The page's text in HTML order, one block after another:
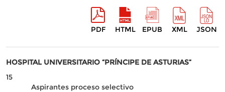
PDF HTML EPUB XML JSON
HOSPITAL UNIVERSITARIO “PRÍNCIPE DE ASTURIAS”
15
Aspirantes proceso selectivo